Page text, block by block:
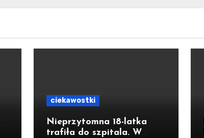
ciekawostki
Nieprzytomna 18-latka
trafiła do szpitala. W